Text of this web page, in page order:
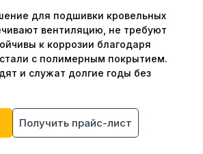
для подшивки кровельных
вентиляцию, не требуют
к коррозии благодаря
с полимерным покрытием.
и служат долгие годы без
Получить прайс-лист